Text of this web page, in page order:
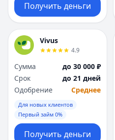
Получить деньги
Vivus
4.9
Сумма
до 30 000 ₽
Срок
до 21 дней
Одобрение
Среднее
Для новых клиентов
Первый займ 0%
Получить деньги